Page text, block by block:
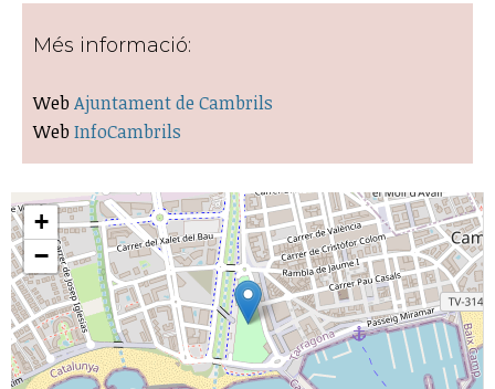
Més informació:
Web Ajuntament de Cambrils
Web InfoCambrils
+
−